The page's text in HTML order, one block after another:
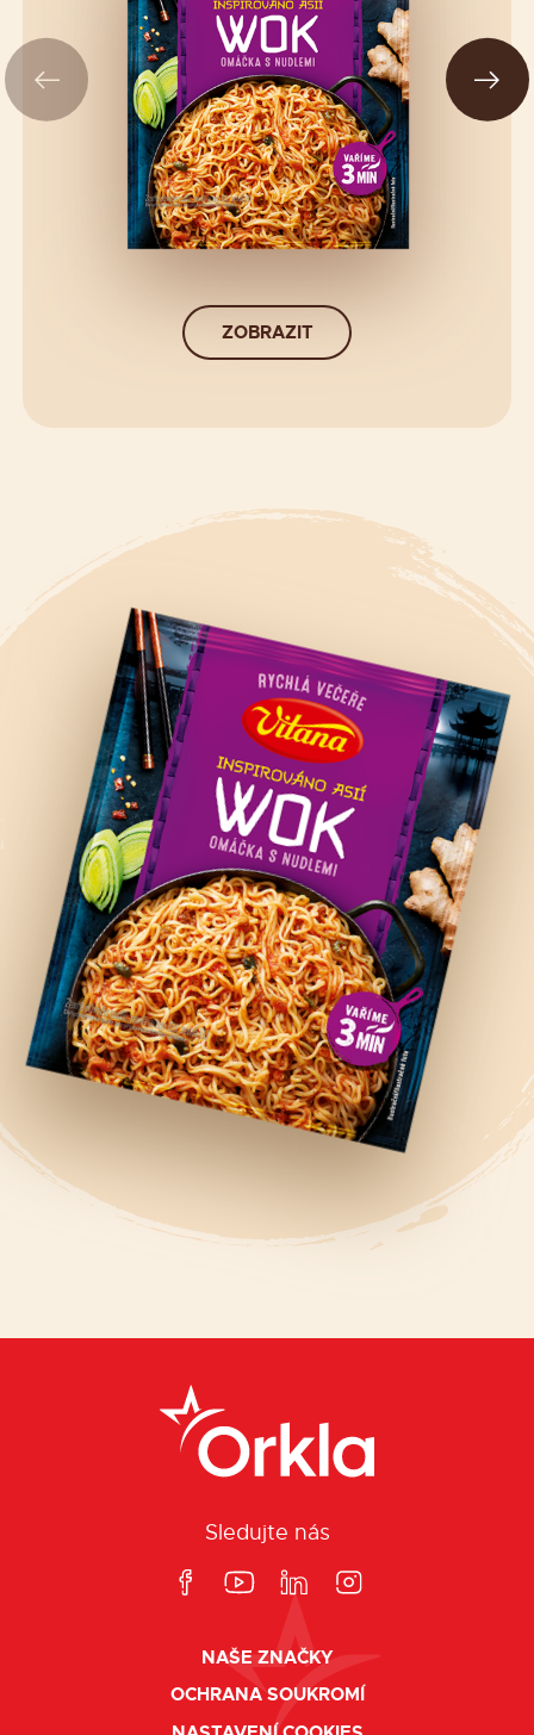
ZOBRAZIT
Sledujte nás
NAŠE ZNAČKY
OCHRANA SOUKROMÍ